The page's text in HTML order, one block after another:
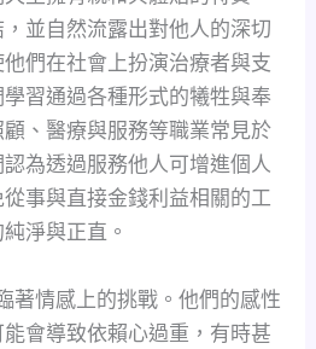
並自然流露出對他人的深切
們在社會上扮演治療者與支
習通過各種形式的犧牲與奉
、醫療與服務等職業常見於
為透過服務他人可增進個人
事與直接金錢利益相關的工
淨與正直。
著情感上的挑戰。他們的感性
會導致依賴心過重，有時甚